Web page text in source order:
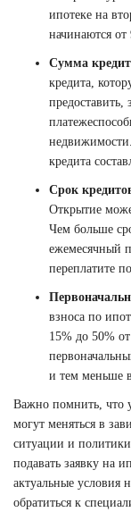
ипотеке на
начинаются
Сумма
кредита,
предоставить,
кредита
Срок
Открытие
Чем больше
ежемесячный
переплатите
взноса по
15% до 50%
и тем меньше
Важно помнить, что
могут меняться в
ситуации и
подавать заявку на
актуальные условия
обратиться к